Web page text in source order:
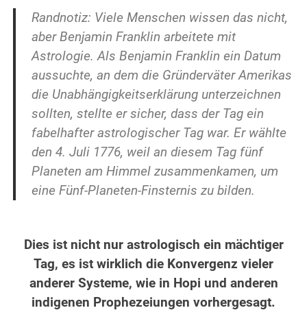
Randnotiz: Viele Menschen wissen das nicht,
aber Benjamin Franklin arbeitete mit
Astrologie. Als Benjamin Franklin ein Datum
aussuchte, an dem die Gründerväter Amerikas
die Unabhängigkeitserklärung unterzeichnen
sollten, stellte er sicher, dass der Tag ein
fabelhafter astrologischer Tag war. Er wählte
den 4. Juli 1776, weil an diesem Tag fünf
Planeten am Himmel zusammenkamen, um
eine Fünf-Planeten-Finsternis zu bilden.
Dies ist nicht nur astrologisch ein mächtiger
Tag, es ist wirklich die Konvergenz vieler
anderer Systeme, wie in Hopi und anderen
indigenen Prophezeiungen vorhergesagt.